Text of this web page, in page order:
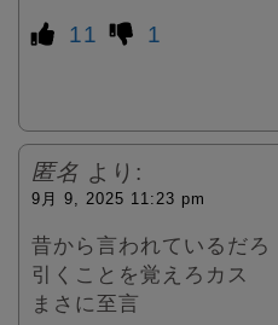
11 1
匿名 より:
9月 9, 2025 11:23 pm
昔から言われているだろ
引くことを覚えろカス
まさに至言